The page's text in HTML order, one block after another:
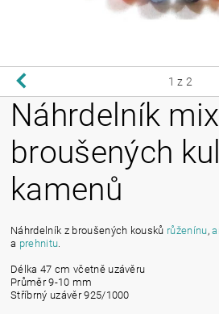
1 z 2
Náhrdelník mix
broušených
kamenů
Náhrdelník z broušených kousků růženínu,
a prehnitu.
Délka 47 cm včetně uzávěru
Průměr 9-10 mm
Stříbrný uzávěr 925/1000